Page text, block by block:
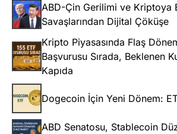
ABD-Çin Gerilimi ve Kriptoya
Savaşlarından Dijital Çöküşe
Kripto Piyasasında Flaş
Başvurusu Sırada, Beklenen
Kapıda
Dogecoin İçin Yeni Dönem:
ABD Senatosu, Stablecoin